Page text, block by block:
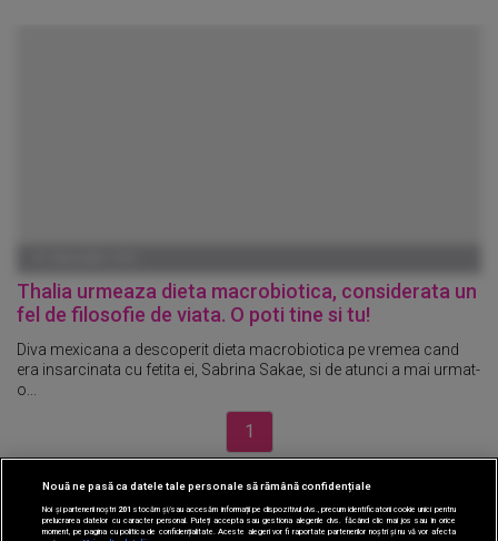
Thalia urmeaza dieta macrobiotica, considerata un
fel de filosofie de viata. O poti tine si tu!
Diva mexicana a descoperit dieta macrobiotica pe vremea cand
era insarcinata cu fetita ei, Sabrina Sakae, si de atunci a mai urmat-
o...
1
CINEMA
Nouă ne pasă ca datele tale personale să rămână confidențiale
Noi și partenerii noștri 201 stocăm și/sau accesăm informații pe dispozitivul dvs., precum identificatorii cookie unici pentru
prelucrarea datelor cu caracter personal. Puteți accepta sau gestiona alegerile dvs. făcând clic mai jos sau în orice
moment, pe pagina cu politica de confidențialitate. Aceste alegeri vor fi raportate partenerilor noștri și nu vă vor afecta